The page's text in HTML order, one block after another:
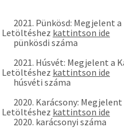
2021. Pünkösd: Megjelent
pünkösdi száma
Letöltéshez kattintson ide
2021. Húsvét: Megjelent a
húsvéti száma
Letöltéshez kattintson ide
2020. Karácsony:
2020. karácsonyi száma
Letöltéshez kattintson ide